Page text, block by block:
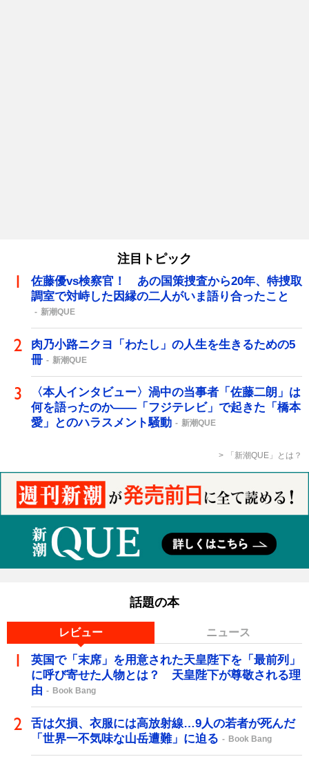
注目トピック
佐藤優vs検察官！ あの国策捜査から20年、特捜取
調室で対峙した因縁の二人がいま語り合ったこと
新潮QUE
肉乃小路ニクヨ「わたし」の人生を生きるための5
冊
新潮QUE
〈本人インタビュー〉渦中の当事者「佐藤二朗」は
何を語ったのか――「フジテレビ」で起きた「橋本
愛」とのハラスメント騒動
新潮QUE
「新潮QUE」とは？
話題の本
レビュー ニュース
英国で「末席」を用意された天皇陛下を「最前列」
に呼び寄せた人物とは？ 天皇陛下が尊敬される理
由
Book Bang
舌は欠損、衣服には高放射線…9人の若者が死んだ
「世界一不気味な山岳遭難」に迫る
Book Bang